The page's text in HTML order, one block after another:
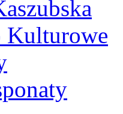
Kulturowe